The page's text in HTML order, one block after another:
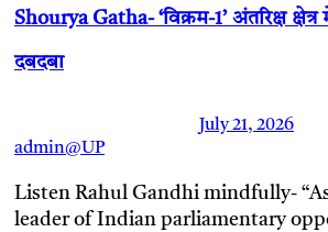
Shourya Gatha- ‘विक्रम-1’ अंतरिक्ष
दबदबा
July 21, 2026
admin@UP
Listen Rahul Gandhi mindfully-
leader of Indian parliamentary